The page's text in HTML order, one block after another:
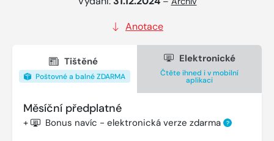
Anotace
Tištěné
Poštovné a balné ZDARMA
Elektronické
Čtěte ihned i v mobilní
aplikaci
Měsíční předplatné
+ Bonus navíc - elektronická verze zdarma ?